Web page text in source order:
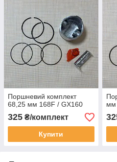
Поршневий комплект
68,25 мм 168F / GX160
325 ₴/комплект
Купити
мм